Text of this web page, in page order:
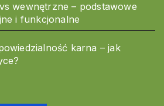
wewnętrzne – podstawowe
i funkcjonalne
karna – jak